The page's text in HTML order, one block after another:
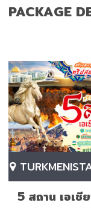
PACKAGE
5 สถาน เอเชี